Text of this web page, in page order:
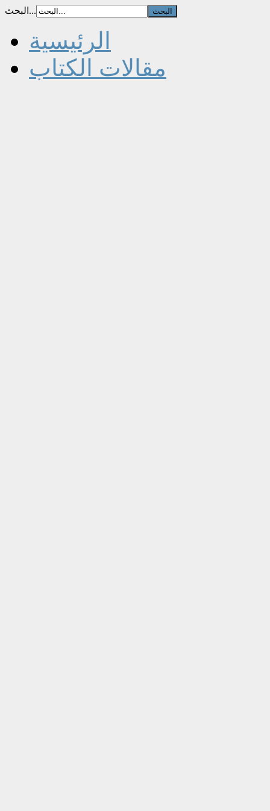
البحث...
الرئيسية
مقالات الكتاب